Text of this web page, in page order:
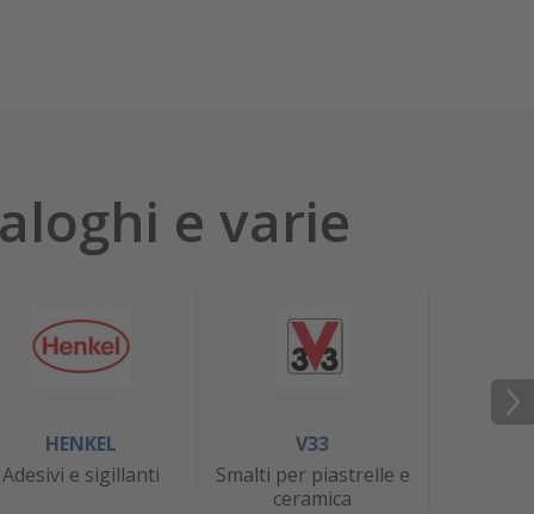
e varie
HENKEL
Adesivi e sigillanti
V33
Smalti per piastrelle e
ceramica